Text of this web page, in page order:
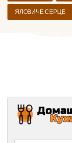
ЯЛОВИЧЕ СЕРЦЕ